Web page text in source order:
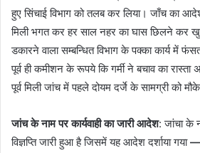
हुए सिंचाई विभाग को तलब कर लिया। जाँच का
मिली भगत कर हर साल नहर का घास छिलने कर
डकारने वाला सम्बन्धित विभाग के पक्का कार्य में
पूर्व ही कमीशन के रूपये कि गर्मी ने बचाव का रास्ता
पूर्व मिली जांच में पहले दोयम दर्जे के सामग्री को
जांच के नाम पर कार्यवाही का जारी आदेश: जांचा के
विज्ञप्ति जारी हुआ है जिसमें यह आदेश दर्शाया गया